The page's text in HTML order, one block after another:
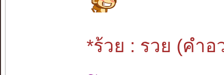
*ร้วย : รวย (คำ